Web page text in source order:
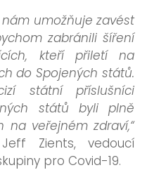
umožňuje zavést
zabránili šíření
kteří přiletí na
do Spojených států.
státní příslušníci
států byli plně
na veřejném zdraví,“
Zients, vedoucí
pro Covid-19.